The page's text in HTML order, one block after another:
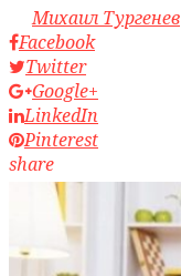
byМихаил Тургенев
Facebook
Twitter
Google+
LinkedIn
Pinterest
share